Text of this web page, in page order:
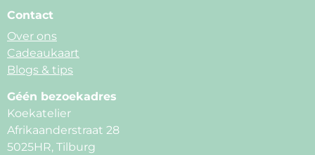
Contact
Over ons
Cadeaukaart
Blogs & tips
Géén bezoekadres
Koekatelier
Afrikaanderstraat 28
5025HR, Tilburg